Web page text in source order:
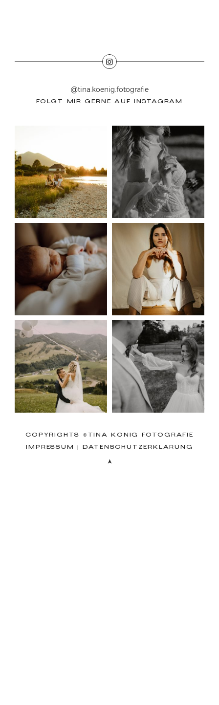
@tina.koenig.fotografie
FOLGT MIR GERNE AUF INSTAGRAM
COPYRIGHTS ©TINA KÖNIG FOTOGRAFIE
IMPRESSUM
DATENSCHUTZERKLÄRUNG